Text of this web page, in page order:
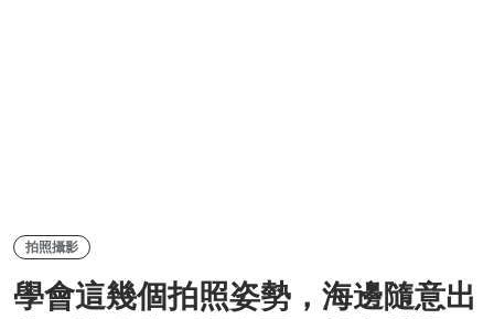
拍照攝影
學會這幾個拍照姿勢，海邊隨意出